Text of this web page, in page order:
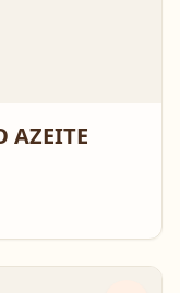
AZEITE